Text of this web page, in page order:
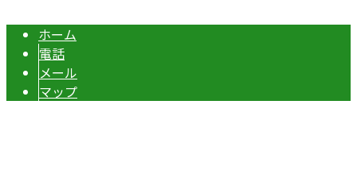
ホーム
電話
メール
マップ